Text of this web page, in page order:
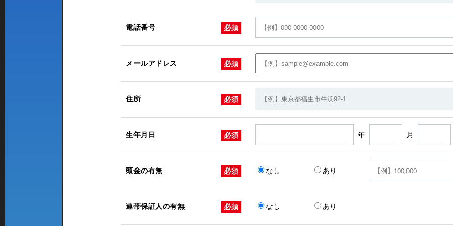
電話番号 必須
メールアドレス 必須
住所 必須
生年月日 必須 年 月
頭金の有無 必須 なし あり
連帯保証人の有無 必須 なし あり